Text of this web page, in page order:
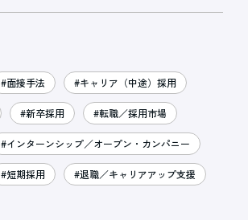
#面接手法 #キャリア（中途）採用
#新卒採用 #転職／採用市場
#インターンシップ／オープン・カンパニー
#短期採用 #退職／キャリアアップ支援